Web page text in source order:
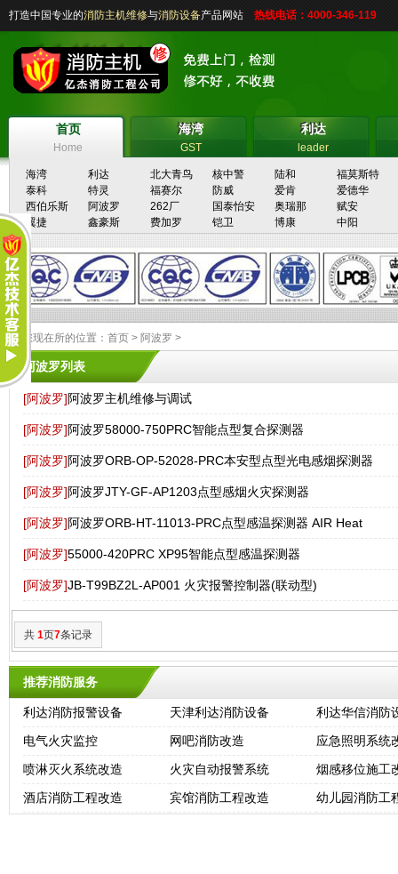
打造中国专业的消防主机维修与消防设备产品网站 热线电话：4000-346-119
首页 海湾 利达
首页
Home
海湾
GST
利达
leader
海湾 利达 北大青鸟 核中警 陆和
福莫斯特
泰科
特灵 福赛尔 防威 爱肯
爱德华
西伯乐斯
阿波罗 262厂 国泰怡安 奥瑞那
赋安
翼捷
鑫豪斯 费加罗 铠卫 博康 中阳
您现在所的位置： 首页 > 阿波罗 >
阿波罗列表
[阿波罗]阿波罗主机维修与调试
[阿波罗]阿波罗58000-750PRC智能点型复合探测器
[阿波罗]阿波罗ORB-OP-52028-PRC本安型点型光电感烟探测器
[阿波罗]阿波罗JTY-GF-AP1203点型感烟火灾探测器
[阿波罗]阿波罗ORB-HT-11013-PRC点型感温探测器 AIR Heat
[阿波罗]55000-420PRC XP95智能点型感温探测器
[阿波罗]JB-T99BZ2L-AP001 火灾报警控制器(联动型)
共 1页7条记录
推荐消防服务
利达消防报警设备 天津利达消防设备
利达华信消防
电气火灾监控
网吧消防改造
应急照明系统
喷淋灭火系统改造
火灾自动报警系统
烟感移位施工
酒店消防工程改造
宾馆消防工程改造 幼儿园消防工